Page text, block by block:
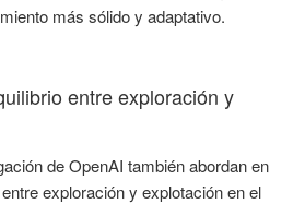
más sólido y adaptativo.
entre exploración y
de OpenAI también abordan en
exploración y explotación en el